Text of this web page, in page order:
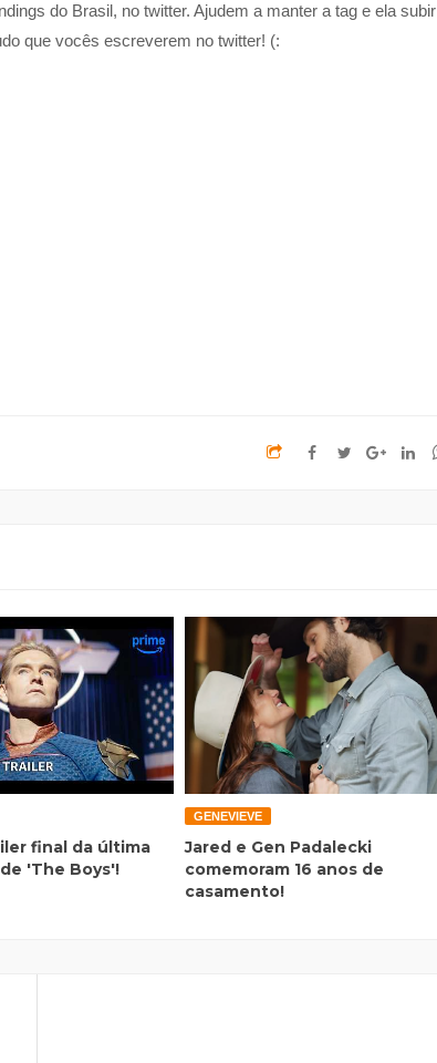
do Brasil, no twitter. Ajudem a manter a tag e ela subir
que vocês escreverem no twitter! (:
final da última
'The Boys'!
GENEVIEVE
Jared e Gen Padalecki
comemoram 16 anos de
casamento!